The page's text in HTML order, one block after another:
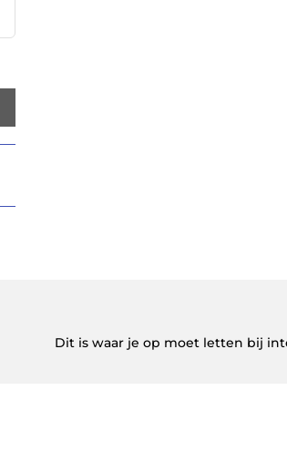
Dit is waar je op moet letten bij